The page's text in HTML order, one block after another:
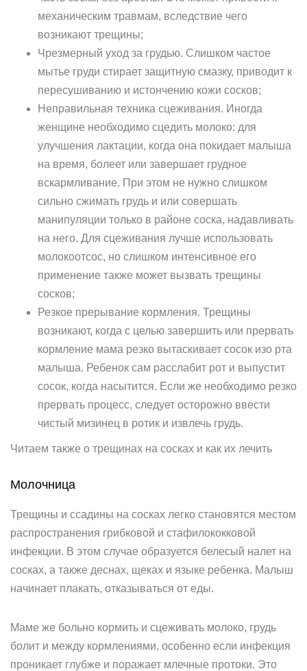
механическим травмам, вследствие чего
возникают трещины;
Чрезмерный уход за грудью. Слишком частое
мытье груди стирает защитную смазку, приводит к
пересушиванию и истончению кожи сосков;
Неправильная техника сцеживания. Иногда
женщине необходимо сцедить молоко: для
улучшения лактации, когда она покидает малыша
на время, болеет или завершает грудное
вскармливание. При этом не нужно слишком
сильно сжимать грудь и или совершать
манипуляции только в районе соска, надавливать
на него. Для сцеживания лучше использовать
молокоотсос, но слишком интенсивное его
применение также может вызвать трещины
сосков;
Резкое прерывание кормления. Трещины
возникают, когда с целью завершить или прервать
кормление мама резко вытаскивает сосок изо рта
малыша. Ребенок сам расслабит рот и выпустит
сосок, когда насытится. Если же необходимо резко
прервать процесс, следует осторожно ввести
чистый мизинец в ротик и извлечь грудь.
Читаем также о трещинах на сосках и как их лечить
Молочница
Трещины и ссадины на сосках легко становятся местом
распространения грибковой и стафилококковой
инфекции. В этом случае образуется белесый налет на
сосках, а также деснах, щеках и языке ребенка. Малыш
начинает плакать, отказываться от еды.
Маме же больно кормить и сцеживать молоко, грудь
болит и между кормлениями, особенно если инфекция
проникает глубже и поражает млечные протоки. Это